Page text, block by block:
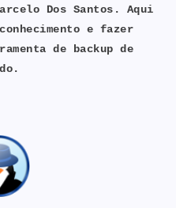
Dos Santos. Aqui
e fazer
de backup de